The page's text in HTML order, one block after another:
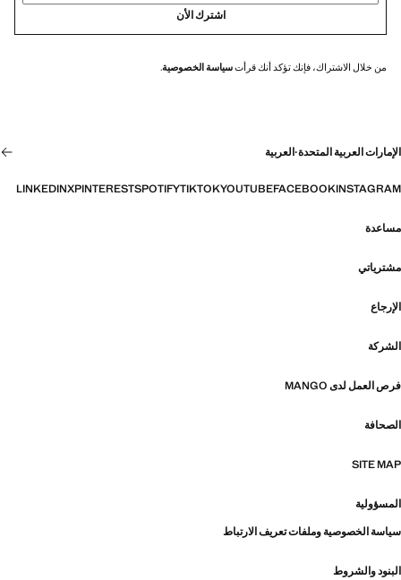
اشترك الأن
من خلال الاشتراك، فإنك تؤكد أنك قرأتسياسة الخصوصية.
الإمارات العربية المتحدة·العربية
INSTAGRAM
FACEBOOK
YOUTUBE
TIKTOK
SPOTIFY
PINTEREST
X
LINKEDIN
مساعدة
مشترياتي
الإرجاع
الشركة
فرص العمل لدى MANGO
الصحافة
SITE MAP
المسؤولية
سياسة الخصوصية وملفات تعريف الارتباط
البنود والشروط